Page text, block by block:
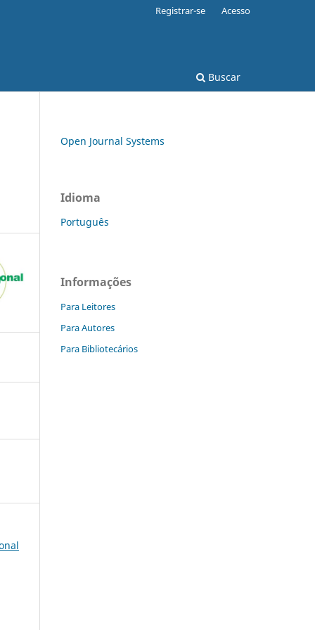
Buscar
Registrar-se Acesso
Open Journal Systems
Idioma
Português
Informações
Para Leitores
Para Autores
Para Bibliotecários